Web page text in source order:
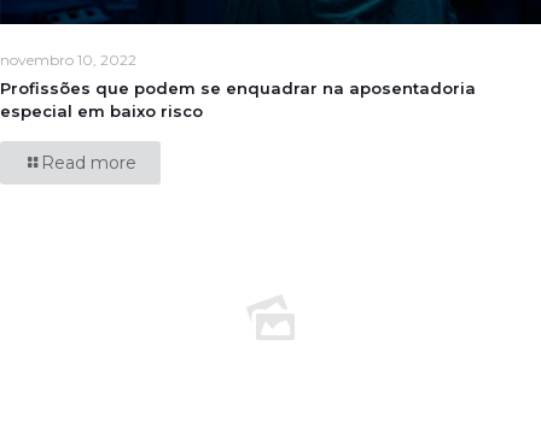
novembro 10, 2022
Profissões que podem se enquadrar na aposentadoria
especial em baixo risco
Read more